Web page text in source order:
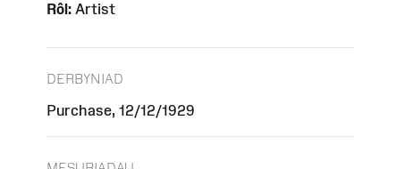
Rôl: Artist
DERBYNIAD
Purchase, 12/12/1929